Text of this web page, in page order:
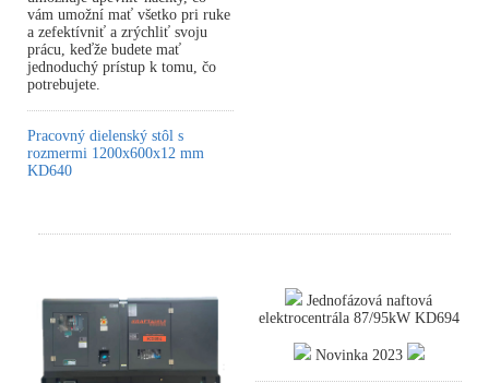
vám umožní mať všetko pri ruke
a zefektívniť a zrýchliť svoju
prácu, keďže budete mať
jednoduchý prístup k tomu, čo
potrebujete.
Pracovný dielenský stôl s
rozmermi 1200x600x12 mm
KD640
Jednofázová naftová
elektrocentrála 87/95kW KD694
Novinka 2023